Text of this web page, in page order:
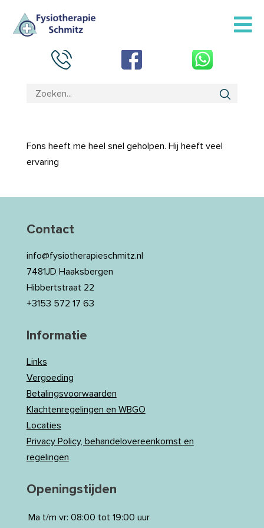
Fons heeft me heel snel geholpen. Hij heeft veel
ervaring
Contact
info@fysiotherapieschmitz.nl
7481JD Haaksbergen
Hibbertstraat 22
+3153 572 17 63
Informatie
Links
Vergoeding
Betalingsvoorwaarden
Klachtenregelingen en WBGO
Locaties
Privacy Policy, behandelovereenkomst en
regelingen
Openingstijden
Ma t/m vr: 08:00 tot 19:00 uur